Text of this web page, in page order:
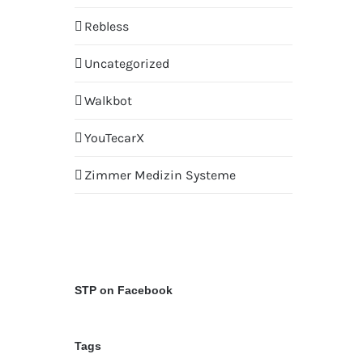
Rebless
Uncategorized
Walkbot
YouTecarX
Zimmer Medizin Systeme
STP on Facebook
Tags